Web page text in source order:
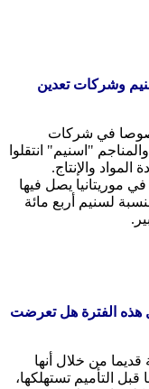
وشركات تعدين
في شركات
"اسنيم" انتقلوا
والإنتاج.
موريتانيا يصل فيها
لسنيم أربع مائة
هذه الفترة هل تعرضت
من خلال أنها
التأميم تستهلكها،